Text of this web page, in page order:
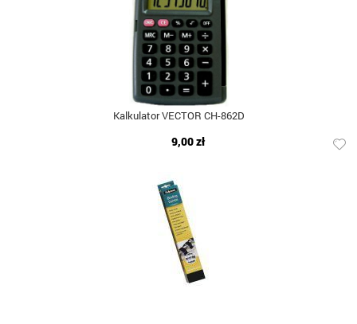
Kalkulator VECTOR CH-862D
9,00 zł